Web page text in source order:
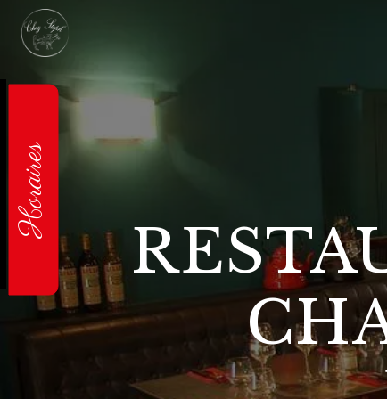
Horaires
Panneau de gestion des cookies